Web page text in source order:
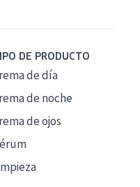
DE PRODUCTO
de día
de noche
de ojos